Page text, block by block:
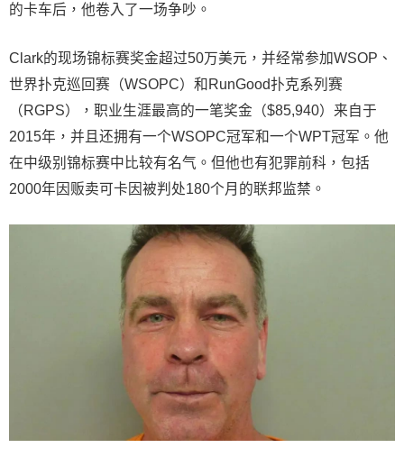
的卡车后，他卷入了一场争吵。
Clark的现场锦标赛奖金超过50万美元，并经常参加WSOP、
世界扑克巡回赛（WSOPC）和RunGood扑克系列赛
（RGPS），职业生涯最高的一笔奖金（$85,940）来自于
2015年，并且还拥有一个WSOPC冠军和一个WPT冠军。他
在中级别锦标赛中比较有名气。但他也有犯罪前科，包括
2000年因贩卖可卡因被判处180个月的联邦监禁。